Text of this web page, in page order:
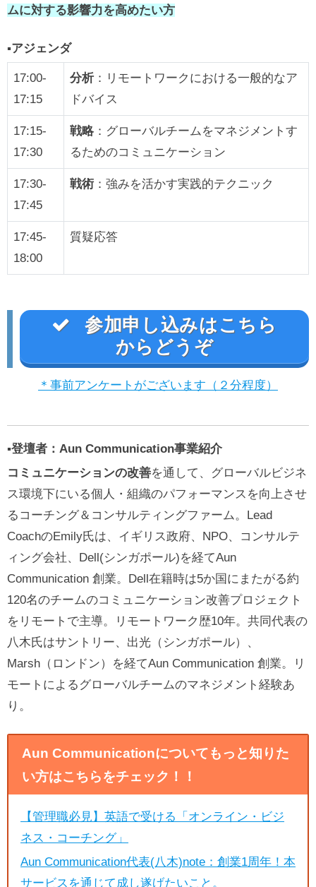
ムに対する影響力を高めたい方
▪️アジェンダ
17:00-
17:15
分析：リモートワークにおける一般的なア
ドバイス
17:15-
17:30
戦略：グローバルチームをマネジメントす
るためのコミュニケーション
17:30-
17:45
戦術：強みを活かす実践的テクニック
17:45-
18:00
質疑応答
参加申し込みはこちら
からどうぞ
＊事前アンケートがございます（２分程度）
▪️登壇者：Aun Communication事業紹介
コミュニケーションの改善を通して、グローバルビジネ
ス環境下にいる個人・組織のパフォーマンスを向上させ
るコーチング＆コンサルティングファーム。Lead
CoachのEmily氏は、イギリス政府、NPO、コンサルテ
ィング会社、Dell(シンガポール)を経てAun
Communication 創業。Dell在籍時は5か国にまたがる約
120名のチームのコミュニケーション改善プロジェクト
をリモートで主導。リモートワーク歴10年。共同代表の
八木氏はサントリー、出光（シンガポール）、
Marsh（ロンドン）を経てAun Communication 創業。リ
モートによるグローバルチームのマネジメント経験あ
り。
Aun Communicationについてもっと知りた
い方はこちらをチェック！！
【管理職必見】英語で受ける「オンライン・ビジ
ネス・コーチング」
Aun Communication代表(八木)note：創業1周年！本
サービスを通じて成し遂げたいこと。